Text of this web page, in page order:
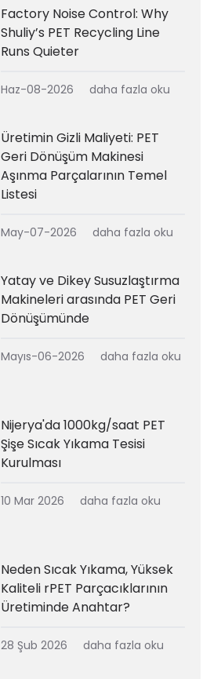
Factory Noise Control: Why
Shuliy’s PET Recycling Line
Runs Quieter
Haz-08-2026 daha fazla oku
Üretimin Gizli Maliyeti: PET
Geri Dönüşüm Makinesi
Aşınma Parçalarının Temel
Listesi
May-07-2026 daha fazla oku
Yatay ve Dikey Susuzlaştırma
Makineleri arasında PET Geri
Dönüşümünde
Mayıs-06-2026 daha fazla oku
Nijerya'da 1000kg/saat PET
Şişe Sıcak Yıkama Tesisi
Kurulması
10 Mar 2026 daha fazla oku
Neden Sıcak Yıkama, Yüksek
Kaliteli rPET Parçacıklarının
Üretiminde Anahtar?
28 Şub 2026 daha fazla oku